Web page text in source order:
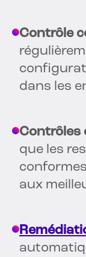
Contrôle
dans les
Contrôles
que les
aux